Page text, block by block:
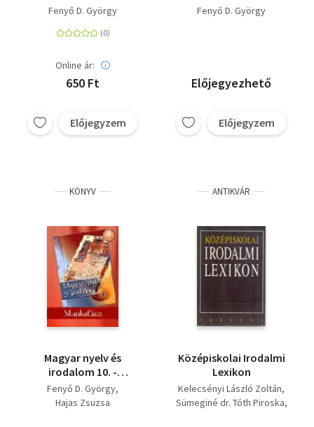
Fenyő D. György
Online ár:
650 Ft
Előjegyzem
Fenyő D. György
Előjegyezhető
Előjegyzem
KÖNYV
Magyar nyelv és
irodalom 10. -
munkafüzet
Fenyő D. György
Hajas Zsuzsa
ANTIKVÁR
Középiskolai Irodalmi
Lexikon
Kelecsényi László Zoltán
Sümeginé dr. Tóth Piroska